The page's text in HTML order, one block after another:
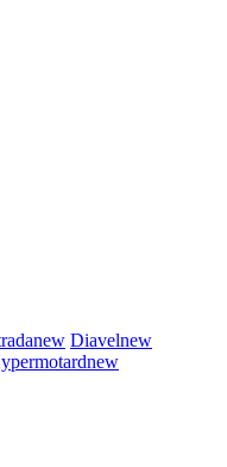
new Diavelnew
new